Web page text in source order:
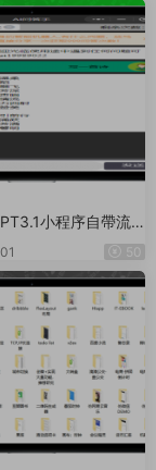
小程序自帶流
50